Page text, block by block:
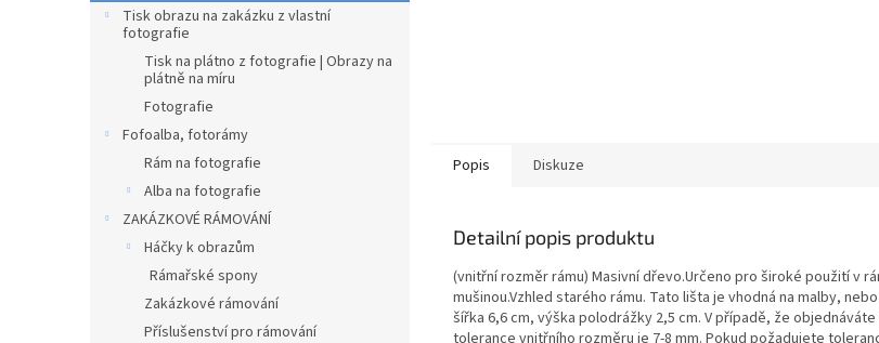
Tisk obrazu na zakázku z vlastní
fotografie
Tisk na plátno z fotografie | Obrazy na
plátně na míru
Fotografie
Fofoalba, fotorámy
Rám na fotografie
Alba na fotografie
ZAKÁZKOVÉ RÁMOVÁNÍ
Háčky k obrazům
Rámařské spony
Zakázkové rámování
Příslušenství pro rámování
Popis Diskuze
Detailní popis produktu
(vnitřní rozměr rámu) Masivní dřevo.Určeno pro široké použití v
mušinou.Vzhled starého rámu. Tato lišta je vhodná na malby,
šířka 6,6 cm, výška polodrážky 2,5 cm. V případě, že